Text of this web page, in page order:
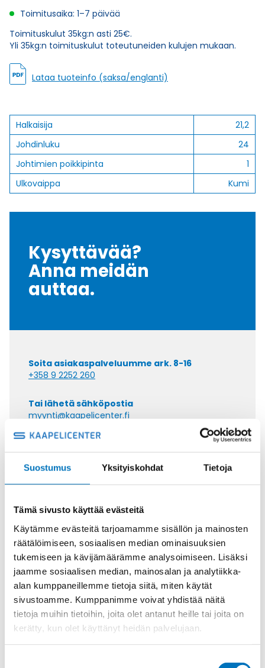
Suostumus Yksityiskohdat Tietoja
Tämä sivusto käyttää evästeitä
Käytämme evästeitä tarjoamamme sisällön ja mainosten
räätälöimiseen, sosiaalisen median ominaisuuksien
tukemiseen ja kävijämäärämme analysoimiseen. Lisäksi
jaamme sosiaalisen median, mainosalan ja analytiikka-
alan kumppaneillemme tietoja siitä, miten käytät
sivustoamme. Kumppanimme voivat yhdistää näitä
tietoja muihin tietoihin, joita olet antanut heille tai joita on
kerätty, kun olet käyttänyt heidän palvelujaan.
Toimitusaika: 1–7 päivää
Toimituskulut 35kg:n asti 25€.
Yli 35kg:n toimituskulut toteutuneiden kulujen mukaan.
Lataa tuoteinfo (saksa/englanti)
Halkaisija
21,2
Johdinluku
24
Johtimien poikkipinta
1
Ulkovaippa
Kumi
Kysyttävää?
Anna meidän
auttaa.
Soita asiakaspalveluumme ark. 8-16
+358 9 2252 260
Tai lähetä sähköpostia
myynti@kaapelicenter.fi
Saman kaapelin eri versiot
Riippuohjainkaapeli FLGÖU-JZ
12X2,5
Riippuohjainkaapeli FLGÖU-JZ
18X2,5